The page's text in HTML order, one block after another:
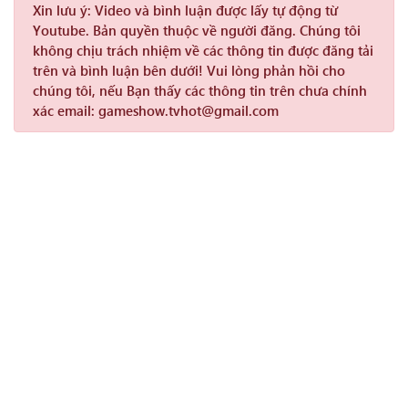
Xin lưu ý: Video và bình luận được lấy tự động từ
Youtube. Bản quyền thuộc về người đăng. Chúng tôi
không chịu trách nhiệm về các thông tin được đăng tải
trên và bình luận bên dưới! Vui lòng phản hồi cho
chúng tôi, nếu Bạn thấy các thông tin trên chưa chính
xác email: gameshow.tvhot@gmail.com